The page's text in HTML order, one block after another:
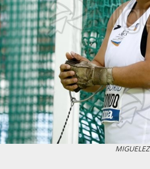
MIGUELEZ